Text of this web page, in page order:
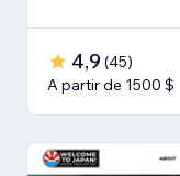
4,9 (45)
A partir de 1500 $